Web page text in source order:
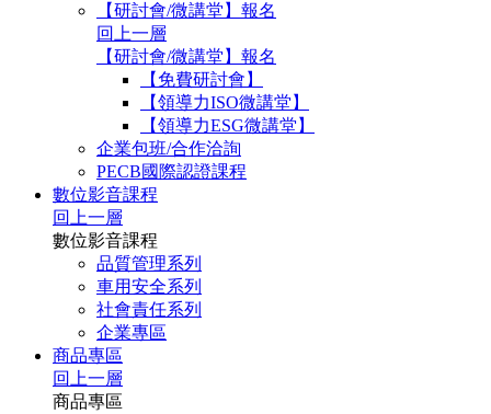
【研討會/微講堂】報名
回上一層
【研討會/微講堂】報名
【免費研討會】
【領導力ISO微講堂】
【領導力ESG微講堂】
企業包班/合作洽詢
PECB國際認證課程
數位影音課程
回上一層
數位影音課程
品質管理系列
車用安全系列
社會責任系列
企業專區
商品專區
回上一層
商品專區